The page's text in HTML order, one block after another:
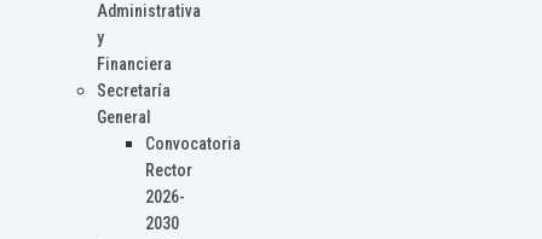
Administrativa
y
Financiera
Secretaría
General
Convocatoria
Rector
2026-
2030